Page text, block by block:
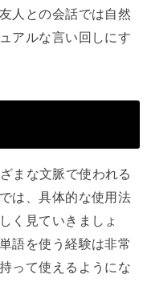
人との会話では自然
アルな言い回しにす
まな文脈で使われる
は、具体的な使用法
く見ていきましょ
語を使う経験は非常
って使えるようにな